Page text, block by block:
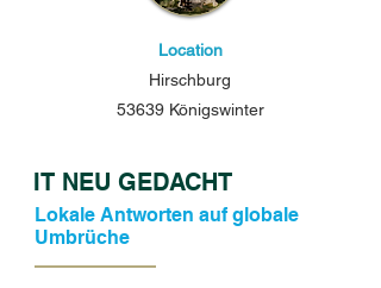
Location
Hirschburg
53639 Königswinter
IT NEU GEDACHT
Lokale Antworten auf globale
Umbrüche